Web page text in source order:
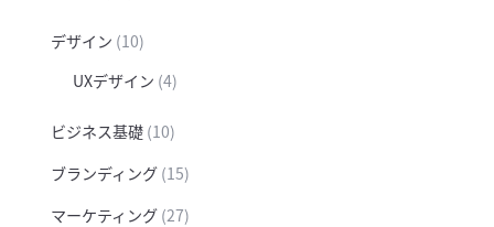
デザイン (10)
UXデザイン (4)
ビジネス基礎 (10)
ブランディング (15)
マーケティング (27)